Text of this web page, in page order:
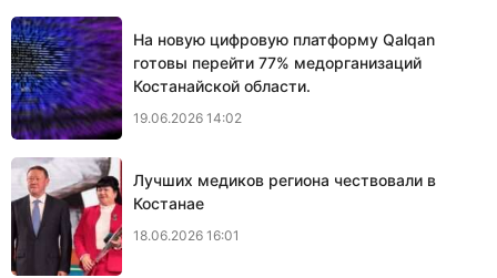
На новую цифровую платформу Qalqan
готовы перейти 77% медорганизаций
Костанайской области.
19.06.2026 14:02
Лучших медиков региона чествовали в
Костанае
18.06.2026 16:01